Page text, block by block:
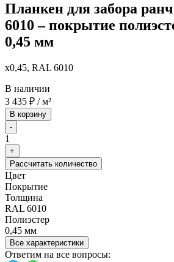
Планкен для забора
6010 – покрытие
0,45 мм
x0,45, RAL 6010
В наличии
3 435 ₽ / м²
В корзину
-
1
+
Рассчитать количество
Цвет
Покрытие
Толщина
RAL 6010
Полиэстер
0,45 мм
Все характеристики
Ответим на все вопросы: